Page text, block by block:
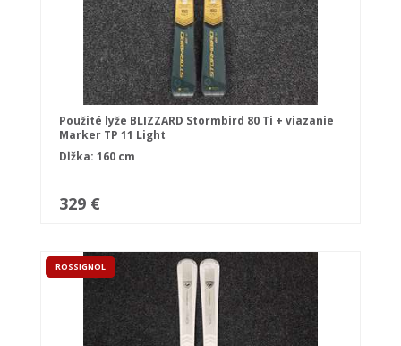
Použité lyže BLIZZARD Stormbird 80 Ti + viazanie
Marker TP 11 Light
Dĺžka: 160 cm
329 €
ROSSIGNOL